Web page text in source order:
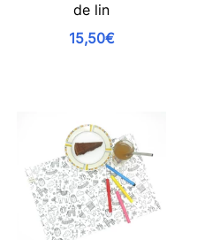
de lin
15,50€